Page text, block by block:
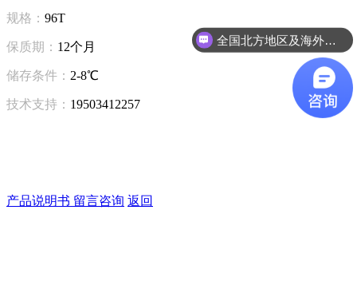
规格： 96T
保质期： 12个月
储存条件： 2-8℃
技术支持： 19503412257
产品说明书 留言咨询 返回
全国北方地区及海外咨询